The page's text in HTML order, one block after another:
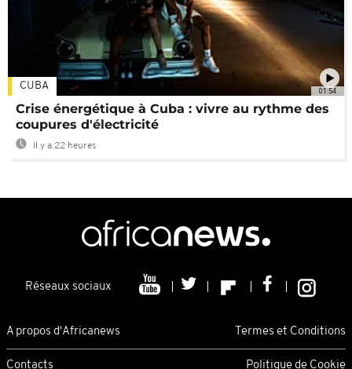
01:54
CUBA
Crise énergétique à Cuba : vivre au rythme des
coupures d'électricité
Il y a 22 heures
Réseaux sociaux
A propos d'Africanews Termes et Conditions
Contacts Politique de Cookie